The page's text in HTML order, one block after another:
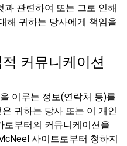
관련하여 또는 그로 인해
해 귀하는 당사에게 책임을
커뮤니케이션
이루는 정보(연락처 등)를
귀하는 당사 또는 이 개인
로부터의 커뮤니케이션을
사이트로부터 청하지